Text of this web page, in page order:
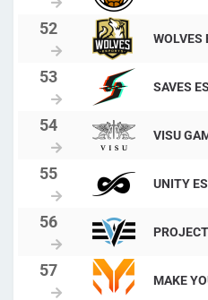
WOLVES
SAVES
VISU
UNITY
MAKE